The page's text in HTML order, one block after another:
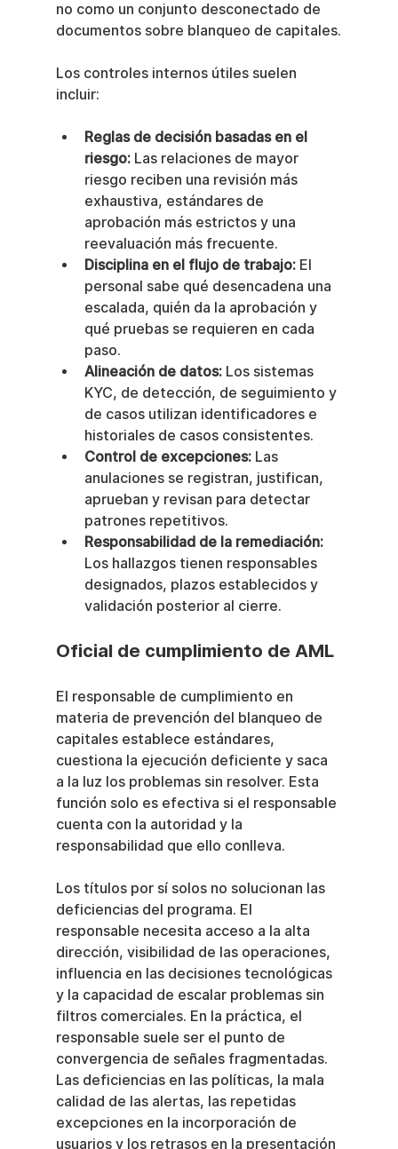
no como un conjunto desconectado de
documentos sobre blanqueo de capitales.
Los controles internos útiles suelen
incluir:
Reglas de decisión basadas en el
riesgo: Las relaciones de mayor
riesgo reciben una revisión más
exhaustiva, estándares de
aprobación más estrictos y una
reevaluación más frecuente.
Disciplina en el flujo de trabajo: El
personal sabe qué desencadena una
escalada, quién da la aprobación y
qué pruebas se requieren en cada
paso.
Alineación de datos: Los sistemas
KYC, de detección, de seguimiento y
de casos utilizan identificadores e
historiales de casos consistentes.
Control de excepciones: Las
anulaciones se registran, justifican,
aprueban y revisan para detectar
patrones repetitivos.
Responsabilidad de la remediación:
Los hallazgos tienen responsables
designados, plazos establecidos y
validación posterior al cierre.
Oficial de cumplimiento de AML
El responsable de cumplimiento en
materia de prevención del blanqueo de
capitales establece estándares,
cuestiona la ejecución deficiente y saca
a la luz los problemas sin resolver. Esta
función solo es efectiva si el responsable
cuenta con la autoridad y la
responsabilidad que ello conlleva.
Los títulos por sí solos no solucionan las
deficiencias del programa. El
responsable necesita acceso a la alta
dirección, visibilidad de las operaciones,
influencia en las decisiones tecnológicas
y la capacidad de escalar problemas sin
filtros comerciales. En la práctica, el
responsable suele ser el punto de
convergencia de señales fragmentadas.
Las deficiencias en las políticas, la mala
calidad de las alertas, las repetidas
excepciones en la incorporación de
usuarios y los retrasos en la presentación